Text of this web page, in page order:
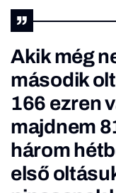
Akik még
második
166 ezren
majdnem
három
első